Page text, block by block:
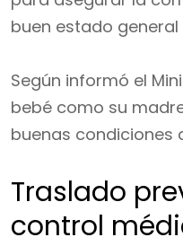
buen estado
Según informó el
bebé como su
buenas condiciones
Traslado
control